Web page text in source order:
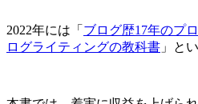
2022年には「 ブログ歴17年のプ
ログライティングの教科書 」と